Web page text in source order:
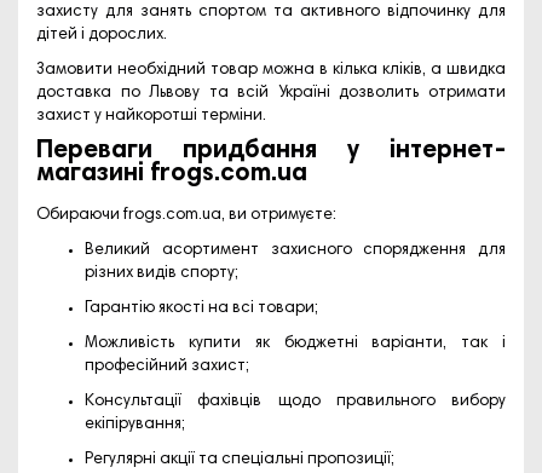
захисту для занять спортом та активного відпочинку для
дітей і дорослих.
Замовити необхідний товар можна в кілька кліків, а швидка
доставка по Львову та всій Україні дозволить отримати
захист у найкоротші терміни.
Переваги придбання у інтернет-
магазині frogs.com.ua
Обираючи frogs.com.ua, ви отримуєте:
Великий асортимент захисного спорядження для
різних видів спорту;
Гарантію якості на всі товари;
Можливість купити як бюджетні варіанти, так і
професійний захист;
Консультації фахівців щодо правильного вибору
екіпірування;
Регулярні акції та спеціальні пропозиції;